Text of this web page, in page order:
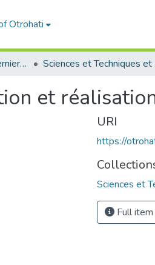
Otrohati
Université Hassan Premier- Settat
et
URI
https://
Sciences et
Full